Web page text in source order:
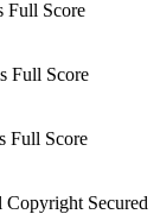
Secured